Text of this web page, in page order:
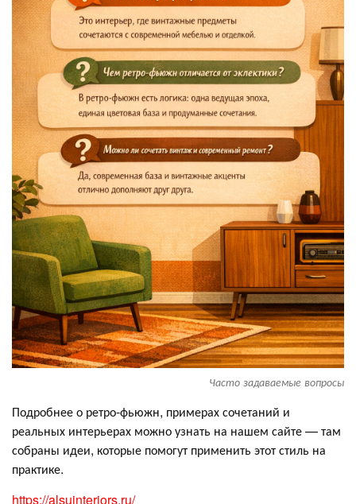
Часто задаваемые вопросы
Подробнее о ретро-фьюжн, примерах сочетаний и
реальных интерьерах можно узнать на нашем сайте — там
собраны идеи, которые помогут применить этот стиль на
практике.
https://alsuinteriors.ru/